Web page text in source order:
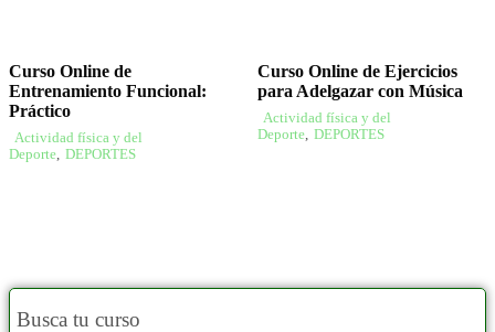
Curso Online de
Entrenamiento Funcional:
Práctico
Actividad física y del
Deporte, DEPORTES
Curso Online de Ejercicios
para Adelgazar con Música
Actividad física y del
Deporte, DEPORTES
Busca tu curso